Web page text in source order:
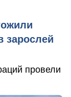
зарослей
провели